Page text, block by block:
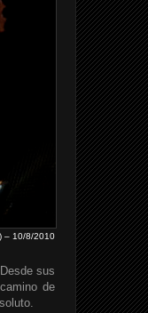
– 10/8/2010
sus
de